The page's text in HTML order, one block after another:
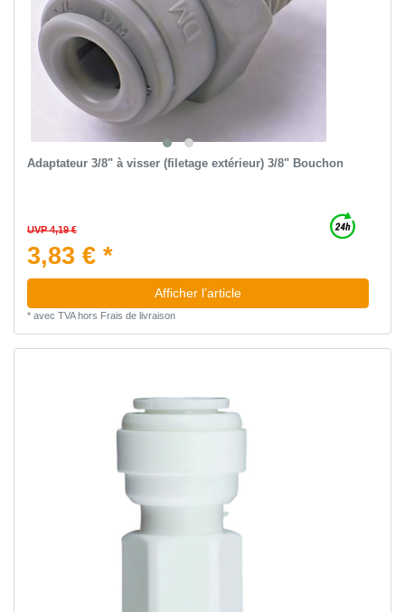
Adaptateur 3/8" à visser (filetage extérieur) 3/8" Bouchon
UVP 4,19 €
3,83 € *
Afficher l’article
* avec TVAhors Frais de livraison